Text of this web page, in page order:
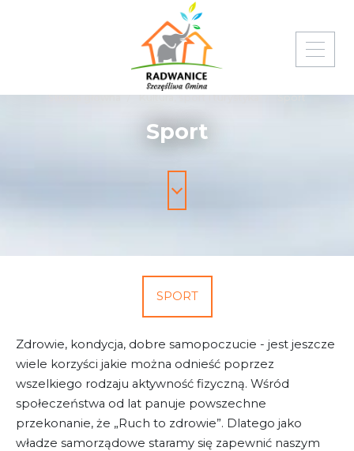
Strona główna Kultura, sport i turystyka Sport
Sport
SPORT
Zdrowie, kondycja, dobre samopoczucie - jest jeszcze
wiele korzyści jakie można odnieść poprzez
wszelkiego rodzaju aktywność fizyczną. Wśród
społeczeństwa od lat panuje powszechne
przekonanie, że „Ruch to zdrowie”. Dlatego jako
władze samorządowe staramy się zapewnić naszym